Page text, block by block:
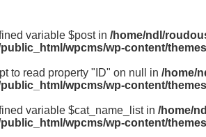
variable $post in /home/ndl/
wpcms/wp-content/
to read property "ID" on null in /home/
wpcms/wp-content/
variable $cat_name_list in /home/
wpcms/wp-content/